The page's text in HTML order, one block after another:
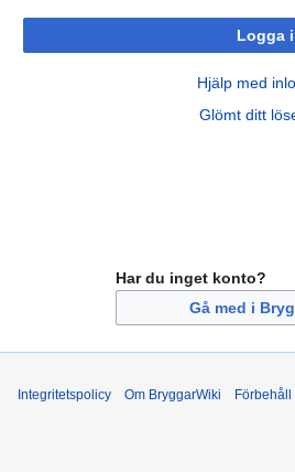
Logga
Hjälp med
Glömt ditt
Har du inget konto?
Gå med i
Integritetspolicy Om BryggarWiki Förbehåll